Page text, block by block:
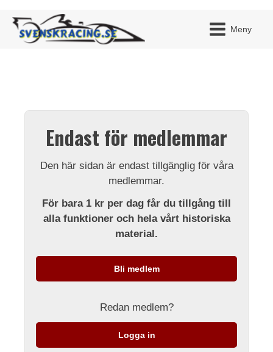
Meny
Endast för medlemmar
Den här sidan är endast tillgänglig för våra
medlemmar.
För bara 1 kr per dag får du tillgång till
alla funktioner och hela vårt historiska
material.
Bli medlem
Redan medlem?
Logga in